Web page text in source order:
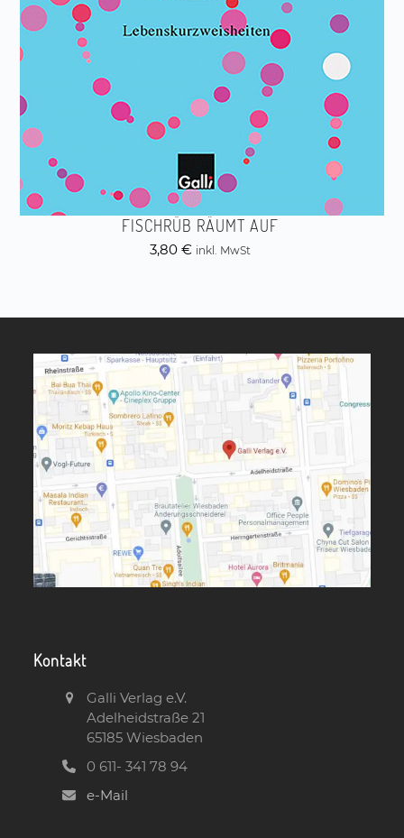
FISCHRÜB RÄUMT AUF
3,80 € inkl. MwSt
Kontakt
Galli Verlag e.V.
Adelheidstraße 21
65185 Wiesbaden
0 611- 341 78 94
e-Mail